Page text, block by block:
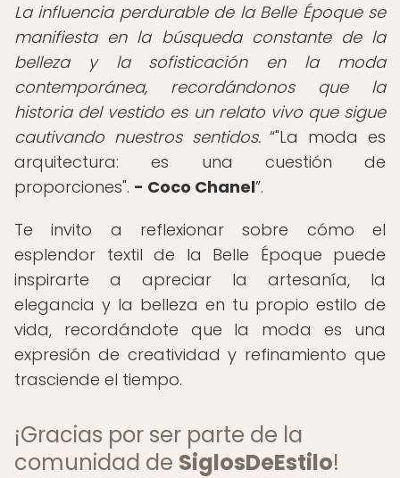
La influencia perdurable de la Belle Époque se
manifiesta en la búsqueda constante de la
belleza y la sofisticación en la moda
contemporánea, recordándonos que la
historia del vestido es un relato vivo que sigue
cautivando nuestros sentidos.
"La moda es
arquitectura: es una cuestión de
proporciones". - Coco Chanel .
Te invito a reflexionar sobre cómo el
esplendor textil de la Belle Époque puede
inspirarte a apreciar la artesanía, la
elegancia y la belleza en tu propio estilo de
vida, recordándote que la moda es una
expresión de creatividad y refinamiento que
trasciende el tiempo.
¡Gracias por ser parte de la
comunidad de SiglosDeEstilo!